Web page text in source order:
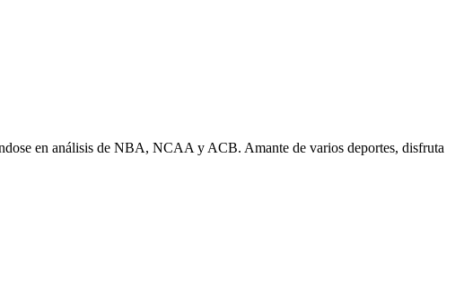
en análisis de NBA, NCAA y ACB. Amante de varios deportes, disfruta